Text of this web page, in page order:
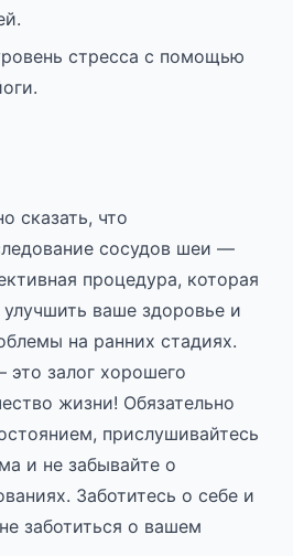
стресса с помощью
сказать, что
сосудов шеи —
процедура, которая
ваше здоровье и
на ранних стадиях.
залог хорошего
жизни! Обязательно
прислушивайтесь
и не забывайте о
Заботитесь о себе и
заботиться о вашем